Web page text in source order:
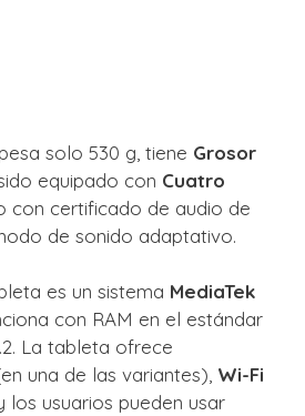
solo 530 g, tiene Grosor
equipado con Cuatro
con certificado de audio de
de sonido adaptativo.
es un sistema MediaTek
con RAM en el estándar
La tableta ofrece
una de las variantes), Wi-Fi
los usuarios pueden usar